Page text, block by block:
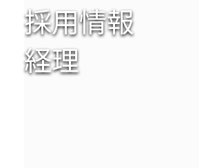
採用情報
経理